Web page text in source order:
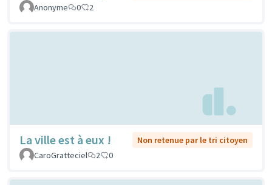
Anonyme
0 2
La ville est à eux !
Non retenue par le tri citoyen
CaroGratteciel
2 0